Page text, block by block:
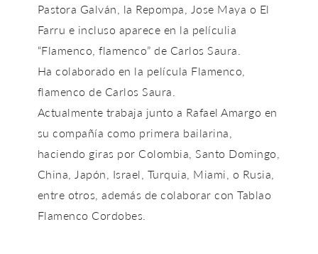
Pastora Galván, la Repompa, Jose Maya o El
Farru e incluso aparece en la películia
“Flamenco, flamenco” de Carlos Saura.
Ha colaborado en la película Flamenco,
flamenco de Carlos Saura.
Actualmente trabaja junto a Rafael Amargo en
su compañía como primera bailarina,
haciendo giras por Colombia, Santo Domingo,
China, Japón, Israel, Turquia, Miami, o Rusia,
entre otros, además de colaborar con Tablao
Flamenco Cordobes.